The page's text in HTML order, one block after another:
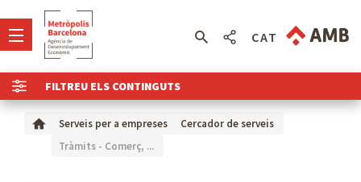
FILTREU ELS CONTINGUTS
CAT
Serveis per a empreses
Cercador de serveis
Tràmits - Comerç, ...